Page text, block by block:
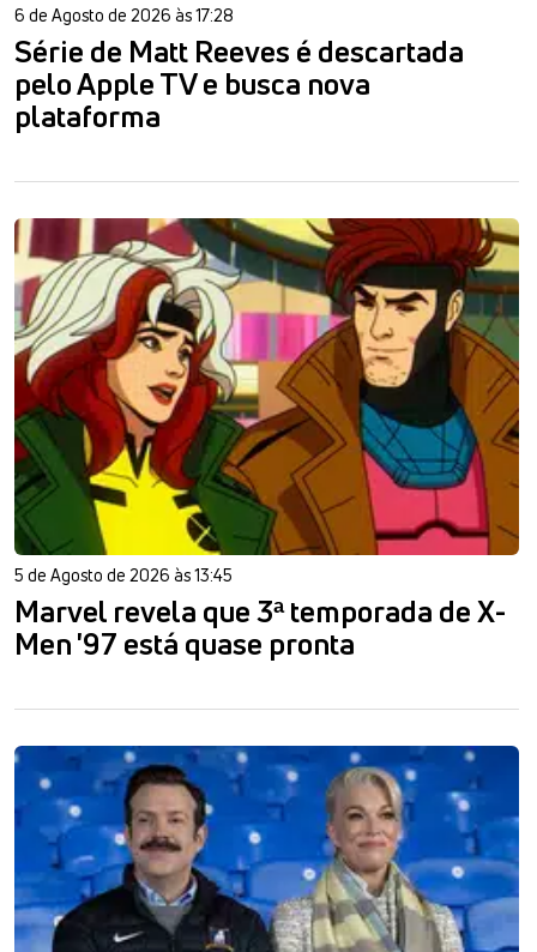
6 de Agosto de 2026 às 17:28
Série de Matt Reeves é descartada
pelo Apple TV e busca nova
plataforma
5 de Agosto de 2026 às 13:45
Marvel revela que 3ª temporada de X-
Men '97 está quase pronta